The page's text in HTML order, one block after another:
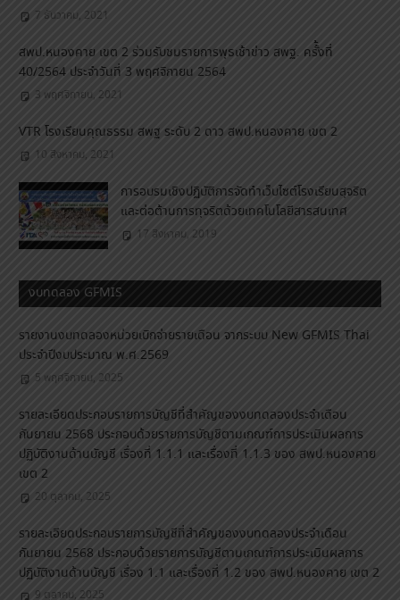
7 ธันวาคม, 2021
สพป.หนองคาย เขต 2 ร่วมรับชมรายการพุธเช้าข่าว สพฐ. ครั้้งที่
40/2564 ประจำวันที่ 3 พฤศจิกายน 2564
3 พฤศจิกายน, 2021
VTR โรงเรียนคุณธรรม สพฐ ระดับ 2 ดาว สพป.หนองคาย เขต 2
10 สิงหาคม, 2021
การอบรมเชิงปฏิบัติการจัดทำเว็บไซต์โรงเรียนสุจริต
และต่อต้านการทุจริตด้วยเทคโนโลยีสารสนเทศ
17 สิงหาคม, 2019
งบทดลอง GFMIS
รายงานงบทดลองหน่วยเบิกจ่ายรายเดือน จากระบบ New GFMIS Thai
ประจำปีงบประมาณ พ.ศ.2569
5 พฤศจิกายน, 2025
รายละเอียดประกอบรายการบัญชีที่สำคัญของงบทดลองประจำเดือน
กันยายน 2568 ประกอบด้วยรายการบัญชีตามเกณฑ์การประเมินผลการ
ปฏิบัติงานด้านบัญชี เรื่องที่ 1.1.1 และเรื่องที่ 1.1.3 ของ สพป.หนองคาย
เขต 2
20 ตุลาคม, 2025
รายละเอียดประกอบรายการบัญชีที่สำคัญของงบทดลองประจำเดือน
กันยายน 2568 ประกอบด้วยรายการบัญชีตามเกณฑ์การประเมินผลการ
ปฏิบัติงานด้านบัญชี เรื่อง 1.1 และเรื่องที่ 1.2 ของ สพป.หนองคาย เขต 2
9 ตุลาคม, 2025